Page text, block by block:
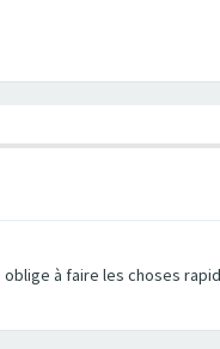
à faire les choses